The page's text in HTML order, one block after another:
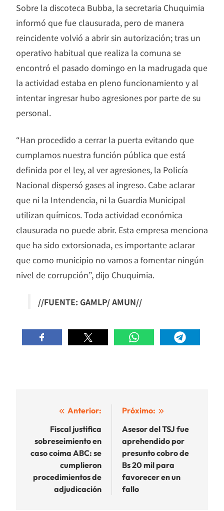
Sobre la discoteca Bubba, la secretaria Chuquimia
informó que fue clausurada, pero de manera
reincidente volvió a abrir sin autorización; tras un
operativo habitual que realiza la comuna se
encontró el pasado domingo en la madrugada que
la actividad estaba en pleno funcionamiento y al
intentar ingresar hubo agresiones por parte de su
personal.
“Han procedido a cerrar la puerta evitando que
cumplamos nuestra función pública que está
definida por el ley, al ver agresiones, la Policía
Nacional dispersó gases al ingreso. Cabe aclarar
que ni la Intendencia, ni la Guardia Municipal
utilizan químicos. Toda actividad económica
clausurada no puede abrir. Esta empresa menciona
que ha sido extorsionada, es importante aclarar
que como municipio no vamos a fomentar ningún
nivel de corrupción”, dijo Chuquimia.
//FUENTE: GAMLP/ AMUN//
Navegación
entradas
Anterior:
Fiscal justifica
sobreseimiento en
caso coima ABC: se
cumplieron
procedimientos de
adjudicación
Próximo:
Asesor del TSJ fue
aprehendido por
presunto cobro de
Bs 20 mil para
favorecer en un
fallo